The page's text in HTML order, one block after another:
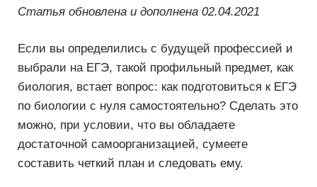
Статья обновлена и дополнена 02.04.2021
Если вы определились с будущей профессией и
выбрали на ЕГЭ, такой профильный предмет, как
биология, встает вопрос: как подготовиться к ЕГЭ
по биологии с нуля самостоятельно? Сделать это
можно, при условии, что вы обладаете
достаточной самоорганизацией, сумеете
составить четкий план и следовать ему.